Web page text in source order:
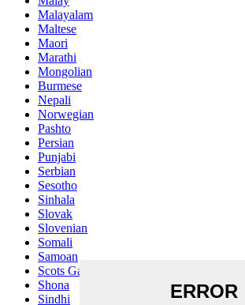
Malayalam
Maltese
Maori
Marathi
Mongolian
Burmese
Nepali
Norwegian
Pashto
Persian
Punjabi
Serbian
Sesotho
Sinhala
Slovak
Slovenian
Somali
Samoan
Scots Gaelic
Shona
Sindhi